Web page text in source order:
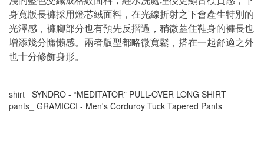
身寬版長褲採用燈芯絨面料，在光線折射之下會產生特別的
光澤感，褲腳部分也有預先反摺過，稍微蓋住鞋身的褲長也
增添幾分慵懶感。兩者版型都略微寬鬆，搭在一起舒適之外
也十分修飾身形。
shirt_ SYNDRO - “MEDITATOR” PULL-OVER LONG SHIRT
pants_ GRAMICCI - Men's Corduroy Tuck Tapered Pants